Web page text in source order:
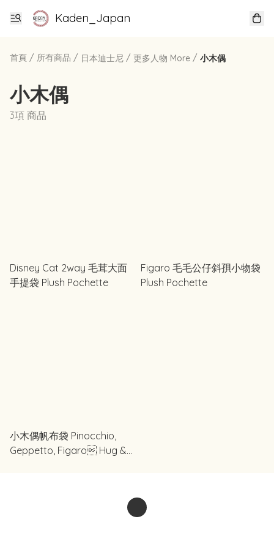
Kaden_Japan
首頁 / 所有商品 / 日本迪士尼 / 更多人物 More / 小木偶
小木偶
3項 商品
Disney Cat 2way 毛茸大面
手提袋 Plush Pochette
Figaro 毛毛公仔斜孭小物袋
Plush Pochette
小木偶帆布袋 Pinocchio,
Geppetto, Figaro Hug &